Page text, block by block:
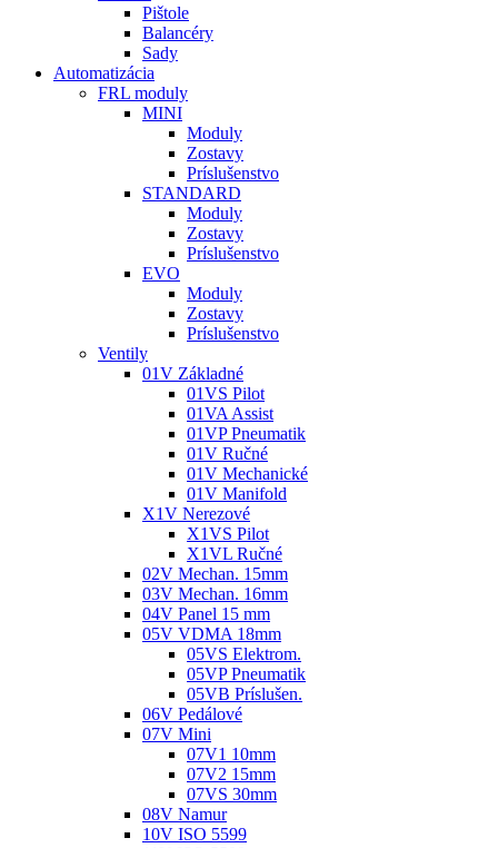
Pištole
Balancéry
Sady
Automatizácia
FRL moduly
MINI
Moduly
Zostavy
Príslušenstvo
STANDARD
Moduly
Zostavy
Príslušenstvo
EVO
Moduly
Zostavy
Príslušenstvo
Ventily
01V Základné
01VS Pilot
01VA Assist
01VP Pneumatik
01V Ručné
01V Mechanické
01V Manifold
X1V Nerezové
X1VS Pilot
X1VL Ručné
02V Mechan. 15mm
03V Mechan. 16mm
04V Panel 15 mm
05V VDMA 18mm
05VS Elektrom.
05VP Pneumatik
05VB Príslušen.
06V Pedálové
07V Mini
07V1 10mm
07V2 15mm
07VS 30mm
08V Namur
10V ISO 5599